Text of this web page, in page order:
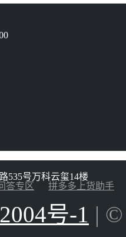
535号万科云玺14楼
答专区 拼多多上货助手
号-1 |